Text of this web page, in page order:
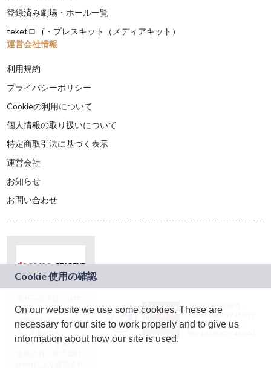
登録済み劇場・ホール一覧
teketロゴ・プレスキット（メディアキット）
運営会社情報
利用規約
プライバシーポリシー
Cookieの利用について
個人情報の取り扱いについて
特定商取引法に基づく表示
運営会社
お知らせ
お問い合わせ
ドコモグループの新
規事業創出プログラ
ム「docomo
STARTUP」を通じて
JASRAC許諾番号：
9024936001Y45037
JASRAC許諾番号：
On our website we use some cookies. These are
necessary for our site to work properly and to give us
information about how our site is used.